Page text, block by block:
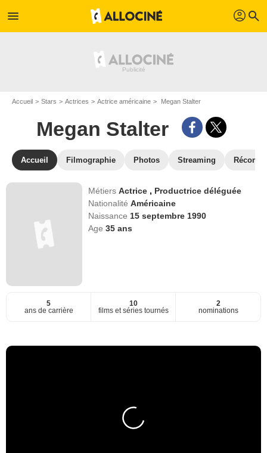
menu profil search
Accueil Stars Actrices Actrice américaine Megan Stalter
Megan Stalter
Accueil Filmographie Photos Streaming
MétiersActrice , Productrice déléguée
NationalitéAméricaine
Naissance 15 septembre 1990
Age35 ans
5
ans de carrière
10
films et séries tournés
2
nominations